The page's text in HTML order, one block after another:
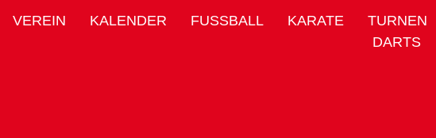
VEREIN KALENDER FUSSBALL KARATE TURNEN
DARTS